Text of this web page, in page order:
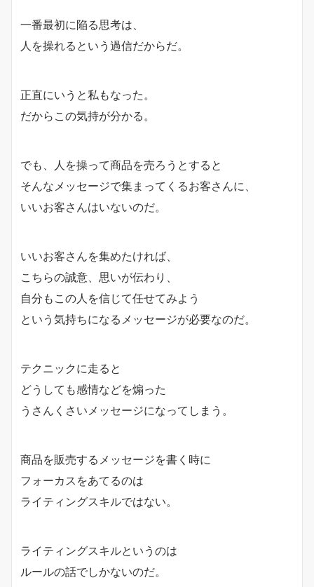
一番最初に陥る思考は、
人を操れるという過信だからだ。
正直にいうと私もなった。
だからこの気持が分かる。
でも、人を操って商品を売ろうとすると
そんなメッセージで集まってくるお客さんに、
いいお客さんはいないのだ。
いいお客さんを集めたければ、
こちらの誠意、思いが伝わり、
自分もこの人を信じて任せてみよう
という気持ちになるメッセージが必要なのだ。
テクニックに走ると
どうしても感情などを煽った
うさんくさいメッセージになってしまう。
商品を販売するメッセージを書く時に
フォーカスをあてるのは
ライティングスキルではない。
ライティングスキルというのは
ルールの話でしかないのだ。